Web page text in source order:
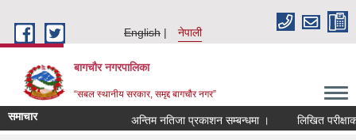
English
नेपाली
बागचौर नगरपालिका
“सबल स्थानीय सरकार, समृद्द बागचौर नगर”
समाचार अन्तिम नतिजा प्रकाशन सम्बन्धमा । लिखित